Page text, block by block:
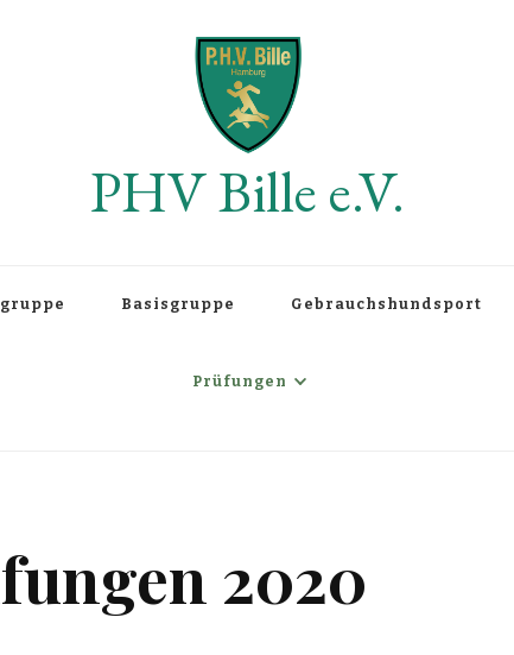
PHV Bille e.V.
Basisgruppe Gebrauchshundsport
Prüfungen
2020